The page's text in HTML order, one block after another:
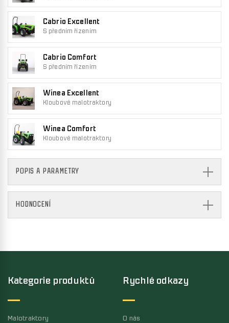
Cabrio Excellent
S předním řízením
Cabrio Comfort
S předním řízením
Winea Excellent
Kloubové malotraktory
Winea Comfort
Kloubové malotraktory
POPIS A PARAMETRY
HODNOCENÍ
Kategorie produktů
Malotraktory
Rychlé odkazy
O nás